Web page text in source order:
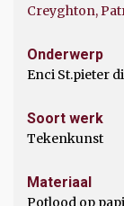
Creyghton,
Onderwerp
Enci St.pieter
Soort werk
Tekenkunst
Materiaal
Potlood op